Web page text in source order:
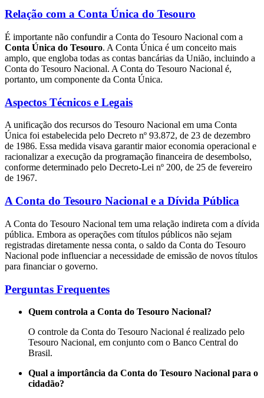
Relação com a Conta Única do Tesouro
É importante não confundir a Conta do Tesouro Nacional com a
Conta Única do Tesouro. A Conta Única é um conceito mais
amplo, que engloba todas as contas bancárias da União, incluindo a
Conta do Tesouro Nacional. A Conta do Tesouro Nacional é,
portanto, um componente da Conta Única.
Aspectos Técnicos e Legais
A unificação dos recursos do Tesouro Nacional em uma Conta
Única foi estabelecida pelo Decreto nº 93.872, de 23 de dezembro
de 1986. Essa medida visava garantir maior economia operacional e
racionalizar a execução da programação financeira de desembolso,
conforme determinado pelo Decreto-Lei nº 200, de 25 de fevereiro
de 1967.
A Conta do Tesouro Nacional e a Dívida Pública
A Conta do Tesouro Nacional tem uma relação indireta com a dívida
pública. Embora as operações com títulos públicos não sejam
registradas diretamente nessa conta, o saldo da Conta do Tesouro
Nacional pode influenciar a necessidade de emissão de novos títulos
para financiar o governo.
Perguntas Frequentes
Quem controla a Conta do Tesouro Nacional?
O controle da Conta do Tesouro Nacional é realizado pelo
Tesouro Nacional, em conjunto com o Banco Central do
Brasil.
Qual a importância da Conta do Tesouro Nacional para o
cidadão?